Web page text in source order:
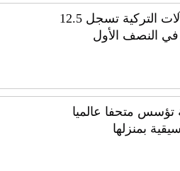
صادرات الآلات التركية تسجل 12.5
في النصف الأول
تؤسس متحفا عالميا
بمنزلها